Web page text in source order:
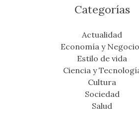
Categorías
Actualidad
Economía y
Estilo de vida
Ciencia y
Cultura
Sociedad
Salud